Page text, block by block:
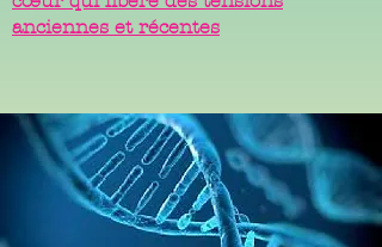
anciennes et récentes